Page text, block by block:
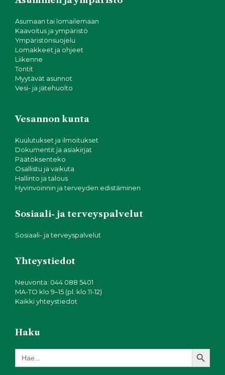
Asumaan tai lomailemaan
Kaavoitus ja ympäristö
Ympäristönsuojelu
Lomakkeet ja ohjeet
Liikenne
Tontit
Myytävät asunnot
Vesi- ja jätehuolto
Vesannon kunta
Kuulutukset ja ilmoitukset
Dokumentit ja asiakirjat
Päätöksenteko
Osallistu ja vaikuta
Hallinto ja talous
Hyvinvoinnin ja terveyden edistäminen
Sosiaali- ja terveyspalvelut
Sosiaali- ja terveyspalvelut
Yhteystiedot
Neuvonta: 044 088 5401
MA-TO klo 9–15 (pl. klo 11-12)
Kaikki yhteystiedot
Haku
Search
for:
Search Button